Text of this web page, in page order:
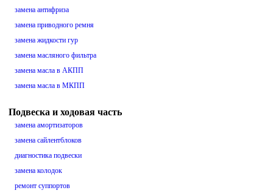
замена антифриза
замена приводного ремня
замена жидкости гур
замена масляного фильтра
замена масла в АКПП
замена масла в МКПП
Подвеска и ходовая часть
замена амортизаторов
замена сайлентблоков
диагностика подвески
замена колодок
ремонт суппортов